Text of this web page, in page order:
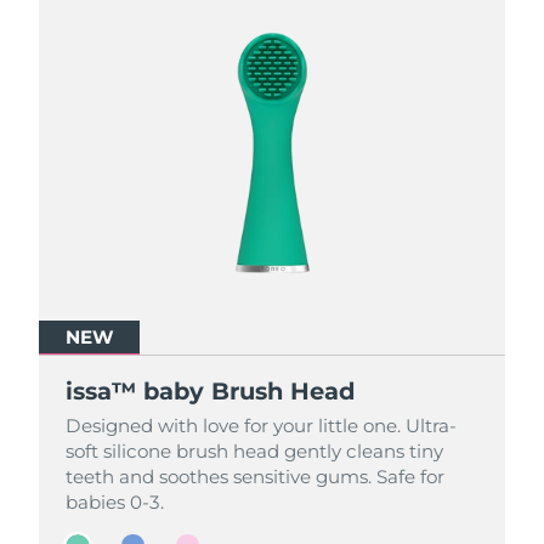
NEW
issa™ baby Brush Head
Designed with love for your little one. Ultra-
soft silicone brush head gently cleans tiny
teeth and soothes sensitive gums. Safe for
babies 0-3.
NEW
issa™ baby Brush Head
Designed with love for your little one. Ultra-
soft silicone brush head gently cleans tiny
teeth and soothes sensitive gums. Safe for
babies 0-3.
NEW
issa™ baby Brush Head
Designed with love for your little one. Ultra-
soft silicone brush head gently cleans tiny
teeth and soothes sensitive gums. Safe for
babies 0-3.